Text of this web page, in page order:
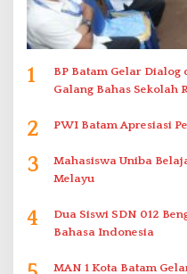
1
BP Batam Gelar Dialog
Galang Bahas Sekolah
2 PWI Batam Apresiasi
3
Mahasiswa Uniba
Melayu
4
Dua Siswi SDN 012
Bahasa Indonesia
MAN 1 Kota Batam